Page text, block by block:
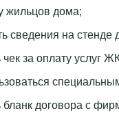
жильцов дома;
сведения на стенде
чек за оплату услуг
бланк договора с